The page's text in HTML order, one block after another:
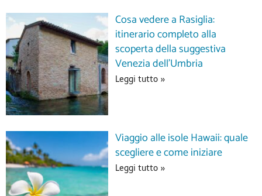
Cosa vedere a Rasiglia:
itinerario completo alla
scoperta della suggestiva
Venezia dell’Umbria
Leggi tutto »
Viaggio alle isole Hawaii: quale
scegliere e come iniziare
Leggi tutto »